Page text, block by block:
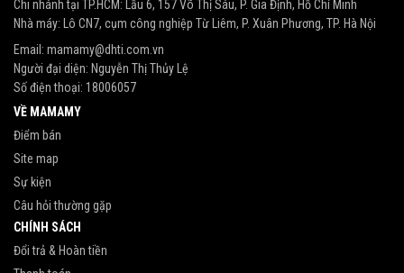
Chi nhánh tại TP.HCM: Lầu 6, 157 Võ Thị Sáu, P. Gia Định, Hồ Chí Minh
Nhà máy: Lô CN7, cụm công nghiệp Từ Liêm, P. Xuân Phương, TP. Hà Nội
Email: mamamy@dhti.com.vn
Người đại diện: Nguyễn Thị Thủy Lệ
Số điện thoại: 18006057
VỀ MAMAMY
Điểm bán
Site map
Sự kiện
Câu hỏi thường gặp
CHÍNH SÁCH
Đổi trả & Hoàn tiền